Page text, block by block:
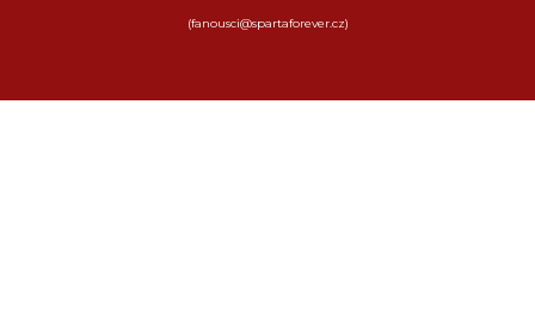
(fanousci@spartaforever.cz)